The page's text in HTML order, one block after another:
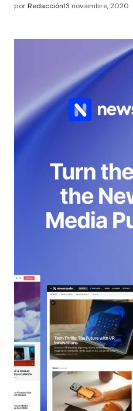
porRedacción13 noviembre, 2020